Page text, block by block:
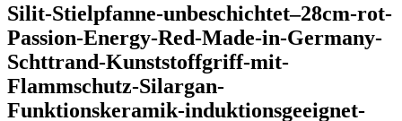
Silit-Stielpfanne-unbeschichtet–28cm-rot-
Passion-Energy-Red-Made-in-Germany-
Schttrand-Kunststoffgriff-mit-
Flammschutz-Silargan-
Funktionskeramik-induktionsgeeignet-